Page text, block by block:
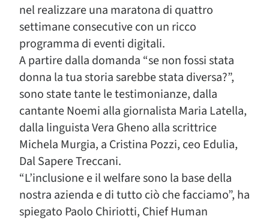
nel realizzare una maratona di quattro
settimane consecutive con un ricco
programma di eventi digitali.
A partire dalla domanda “se non fossi stata
donna la tua storia sarebbe stata diversa?”,
sono state tante le testimonianze, dalla
cantante Noemi alla giornalista Maria Latella,
dalla linguista Vera Gheno alla scrittrice
Michela Murgia, a Cristina Pozzi, ceo Edulia,
Dal Sapere Treccani.
“L’inclusione e il welfare sono la base della
nostra azienda e di tutto ciò che facciamo”, ha
spiegato Paolo Chiriotti, Chief Human